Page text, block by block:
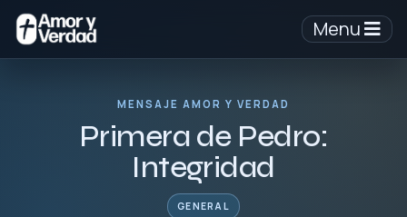
Menu
MENSAJE AMOR Y VERDAD
Primera de Pedro:
Integridad
GENERAL